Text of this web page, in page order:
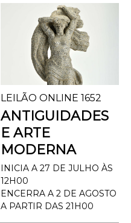
LEILÃO ONLINE 1652
ANTIGUIDADES
E ARTE
MODERNA
INICIA A 27 DE JULHO ÀS
12H00
ENCERRA A 2 DE AGOSTO
A PARTIR DAS 21H00